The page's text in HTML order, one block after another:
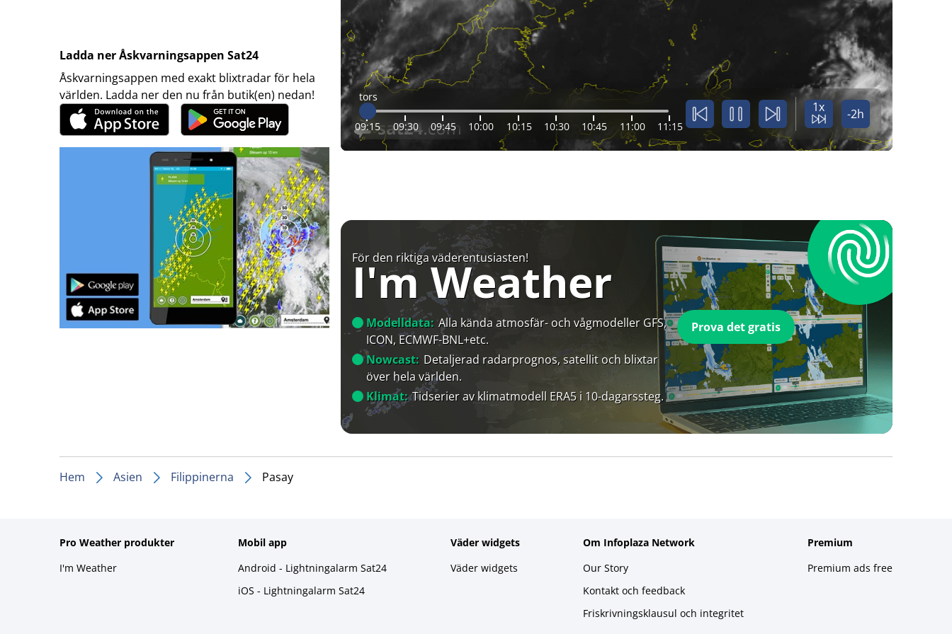
Ladda ner Åskvarningsappen Sat24
Åskvarningsappen med exakt blixtradar för hela
världen. Ladda ner den nu från butik(en) nedan!
tors
09:15 09:30 09:45 10:00 10:15 10:30 10:45 11:00 11:15
1x -2h
För den riktiga väderentusiasten!
I'm Weather
Modelldata: Alla kända atmosfär- och vågmodeller GFS,
ICON, ECMWF-BNL+etc.
Nowcast: Detaljerad radarprognos, satellit och blixtar
över hela världen.
Klimat: Tidserier av klimatmodell ERA5 i 10-dagarssteg.
Prova det gratis
Hem Asien Filippinerna Pasay
Pro Weather produkter
I'm Weather
Mobil app
Android - Lightningalarm Sat24
iOS - Lightningalarm Sat24
Väder widgets
Väder widgets
Om Infoplaza Network
Our Story
Kontakt och feedback
Friskrivningsklausul och integritet
Premium
Premium ads free